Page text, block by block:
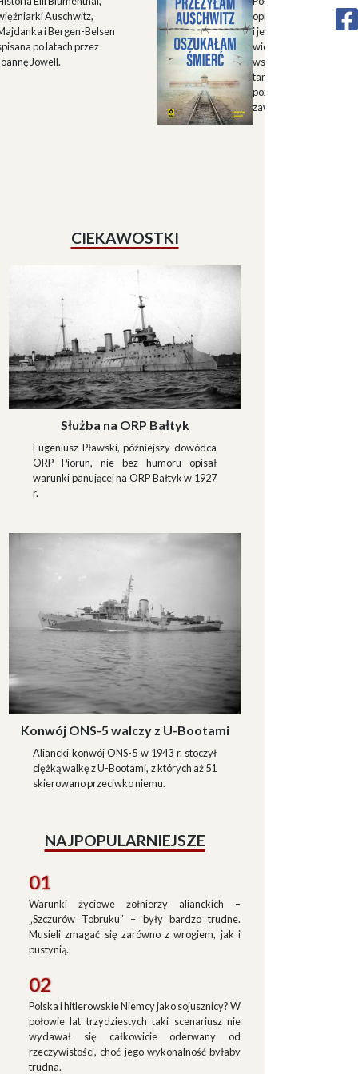
Auschwitz,
i Bergen-Belsen
po latach przez
Jowell.
opisu historii Górnego
i jego mieszkańców w
wieku oraz zapisu
wspomnień
tamtych terenów, które
pozwalają lepiej
zawiłe koleje losu
CIEKAWOSTKI
Służba na ORP Bałtyk
Eugeniusz Pławski, późniejszy dowódca
ORP Piorun, nie bez humoru opisał
warunki panującej na ORP Bałtyk w 1927
r.
Konwój ONS-5 walczy z U-Bootami
Aliancki konwój ONS-5 w 1943 r. stoczył
ciężką walkę z U-Bootami, z których aż 51
skierowano przeciwko niemu.
NAJPOPULARNIEJSZE
01
Warunki życiowe żołnierzy alianckich –
„Szczurów Tobruku” – były bardzo trudne.
Musieli zmagać się zarówno z wrogiem, jak i
pustynią.
02
Polska i hitlerowskie Niemcy jako sojusznicy? W
połowie lat trzydziestych taki scenariusz nie
wydawał się całkowicie oderwany od
rzeczywistości, choć jego wykonalność byłaby
trudna.